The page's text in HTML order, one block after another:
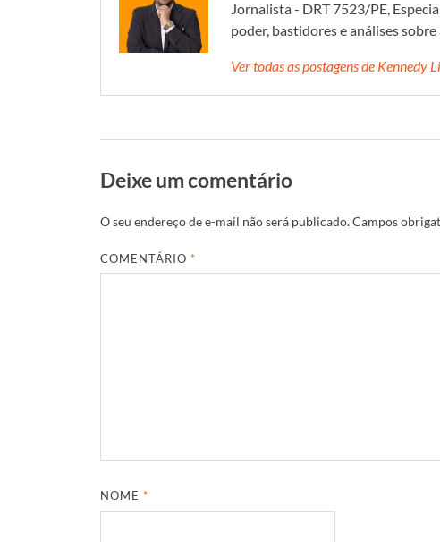
Jornalista - DRT 7523/PE,
poder, bastidores e análises
Ver todas as postagens de Kennedy
Deixe um comentário
O seu endereço de e-mail não será publicado.Campos
COMENTÁRIO*
NOME*